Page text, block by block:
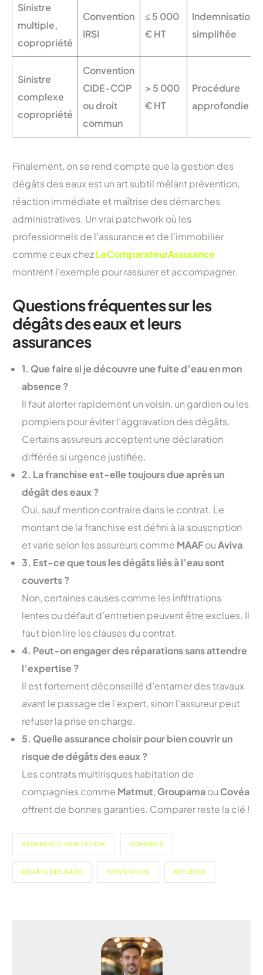
Sinistre
multiple,
copropriété
Convention
IRSI
≤ 5 000
€ HT
Indemnisation
simplifiée
Sinistre
complexe
copropriété
Convention
CIDE-COP
ou droit
commun
> 5 000
€ HT
Procédure
approfondie
Finalement, on se rend compte que la gestion des
dégâts des eaux est un art subtil mêlant prévention,
réaction immédiate et maîtrise des démarches
administratives. Un vrai patchwork où les
professionnels de l’assurance et de l’immobilier
comme ceux chezLeComparateurAssurance
montrent l’exemple pour rassurer et accompagner.
Questions fréquentes sur les
dégâts des eaux et leurs
assurances
1. Que faire si je découvre une fuite d’eau en mon
absence ?
Il faut alerter rapidement un voisin, un gardien ou les
pompiers pour éviter l’aggravation des dégâts.
Certains assureurs acceptent une déclaration
différée si urgence justifiée.
2. La franchise est-elle toujours due après un
dégât des eaux ?
Oui, sauf mention contraire dans le contrat. Le
montant de la franchise est défini à la souscription
et varie selon les assureurs comme MAAFouAviva.
3. Est-ce que tous les dégâts liés à l’eau sont
couverts ?
Non, certaines causes comme les infiltrations
lentes ou défaut d’entretien peuvent être exclues. Il
faut bien lire les clauses du contrat.
4. Peut-on engager des réparations sans attendre
l’expertise ?
Il est fortement déconseillé d’entamer des travaux
avant le passage de l’expert, sinon l’assureur peut
refuser la prise en charge.
5. Quelle assurance choisir pour bien couvrir un
risque de dégâts des eaux ?
Les contrats multirisques habitation de
compagnies comme Matmut, Groupamaou Covéa
offrent de bonnes garanties. Comparer reste la clé !
ASSURANCE HABITATION CONSEILS
DÉGÂTS DES EAUX PRÉVENTION REFLEXES